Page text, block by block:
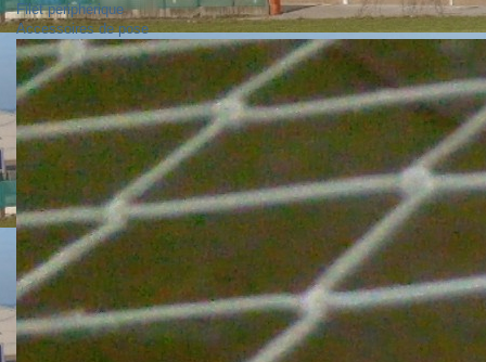
Filet périphérique
Accessoires de pose